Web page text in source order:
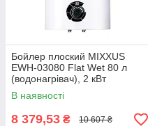
Бойлер плоский MIXXUS
EWH-03080 Flat Wet 80 л
(водонагрівач), 2 кВт
МОКРИЙ ТЕН
В наявності
8 379,53 ₴ 10 607 ₴